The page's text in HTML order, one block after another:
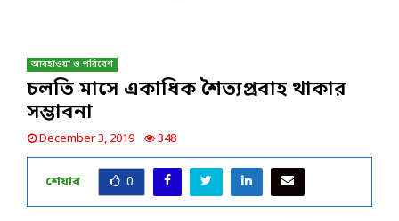
আবহাওয়া ও পরিবেশ
চলতি মাসে একাধিক শৈত্যপ্রবাহ থাকার
সম্ভাবনা
December 3, 2019 348
শেয়ার 0